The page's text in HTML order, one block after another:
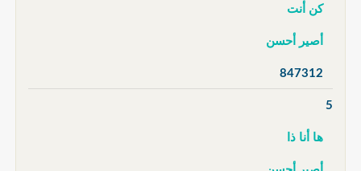
كن أنت
أصير أحسن
847312
5
ها أنا ذا